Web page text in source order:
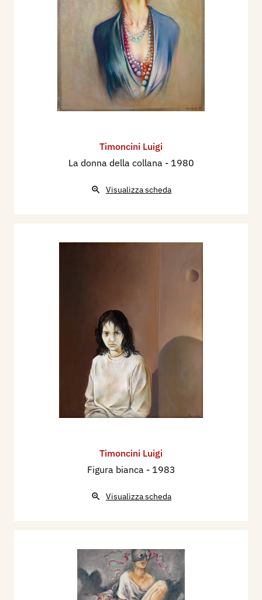
Timoncini Luigi
La donna della collana - 1980
Visualizza scheda
Timoncini Luigi
Figura bianca - 1983
Visualizza scheda